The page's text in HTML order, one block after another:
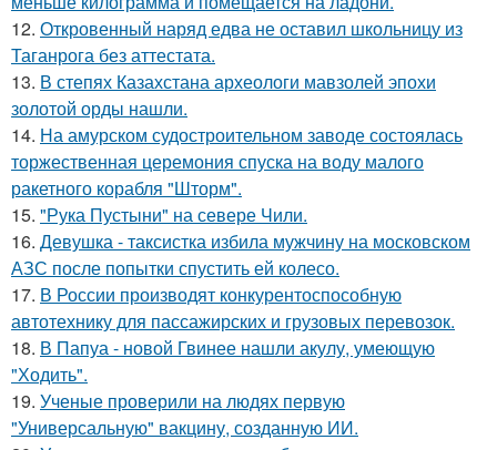
12. Откровенный наряд едва не оставил школьницу из
Таганрога без аттестата.
13. В степях Казахстана археологи мавзолей эпохи
золотой орды нашли.
14. На амурском судостроительном заводе состоялась
торжественная церемония спуска на воду малого
ракетного корабля "Шторм".
15. "Рука Пустыни" на севере Чили.
16. Девушка - таксистка избила мужчину на московском
АЗС после попытки спустить ей колесо.
17. В России производят конкурентоспособную
автотехнику для пассажирских и грузовых перевозок.
18. В Папуа - новой Гвинее нашли акулу, умеющую
"Ходить".
19. Ученые проверили на людях первую
"Универсальную" вакцину, созданную ИИ.